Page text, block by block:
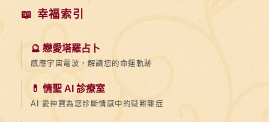
📖 幸福索引
🔮 戀愛塔羅占卜
感應宇宙電波，解讀您的命運軌跡
💊 情聖 AI 診療室
AI 愛神寶為您診斷情感中的疑難雜症